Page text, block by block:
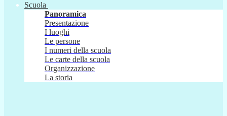
Scuola
Panoramica
Presentazione
I luoghi
Le persone
I numeri della scuola
Le carte della scuola
Organizzazione
La storia